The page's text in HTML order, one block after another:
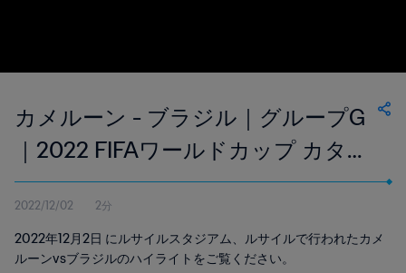
カメルーン - ブラジル｜グループG
｜2022 FIFAワールドカップ カター
ル｜ハイライト
2022/12/02 2分
2022年12月2日 にルサイルスタジアム、ルサイルで行われたカメ
ルーンvsブラジルのハイライトをご覧ください。